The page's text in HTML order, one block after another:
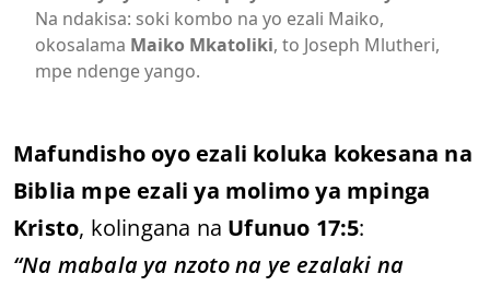
Na ndakisa: soki kombo na yo ezali Maiko,
okosalama Maiko Mkatoliki, to Joseph Mlutheri,
mpe ndenge yango.
Mafundisho oyo ezali koluka kokesana na
Biblia mpe ezali ya molimo ya mpinga
Kristo, kolingana na Ufunuo 17:5:
“Na mabala ya nzoto na ye ezalaki na